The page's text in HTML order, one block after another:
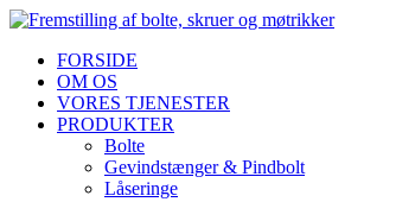
FORSIDE
OM OS
VORES TJENESTER
PRODUKTER
Bolte
Gevindstænger & Pindbolt
Låseringe